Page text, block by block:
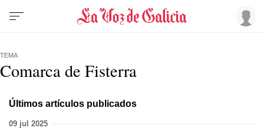
TEMA
Comarca de Fisterra
Últimos artículos publicados
09 jul 2025